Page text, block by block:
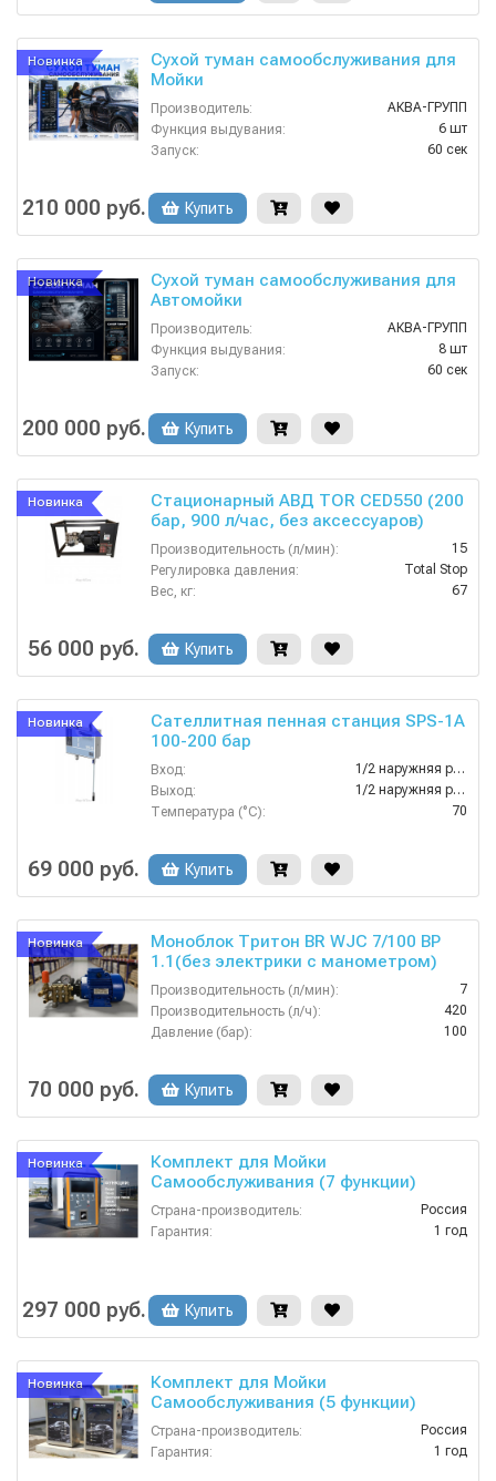
Новинка
Сухой туман самообслуживания для
Мойки
Производитель:
АКВА-ГРУПП
Функция выдувания:
6 шт
Запуск:
60 сек
Гарантия:
210 000 руб. Купить
Новинка
Сухой туман самообслуживания для
Автомойки
Производитель:
АКВА-ГРУПП
Функция выдувания:
8 шт
Запуск:
60 сек
Мощность (кВт):
200 000 руб. Купить
Новинка
Стационарный АВД TOR CED550 (200
бар, 900 л/час, без аксессуаров)
Производительность (л/мин):
15
Регулировка давления:
Total Stop
Вес, кг:
67
Напряжение (В):
56 000 руб. Купить
Новинка
Сателлитная пенная станция SPS-1A
100-200 бар
Вход:
1/2 наружняя резьба
Выход:
1/2 наружняя резьба
Температура (°C):
70
Материал корпуса:
69 000 руб. Купить
Новинка
Моноблок Тритон BR WJC 7/100 BP
1.1(без электрики с манометром)
Производительность (л/мин):
7
Производительность (л/ч):
420
Давление (бар):
100
Страна-производитель:
70 000 руб. Купить
Новинка
Комплект для Мойки
Самообслуживания (7 функции)
Страна-производитель:
Россия
Гарантия:
1 год
297 000 руб. Купить
Новинка
Комплект для Мойки
Самообслуживания (5 функции)
Страна-производитель:
Россия
Гарантия:
1 год